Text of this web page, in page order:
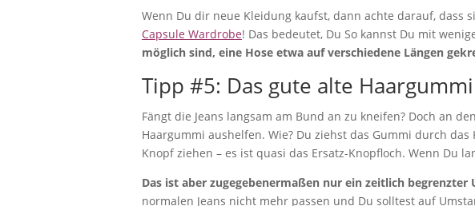
Wenn Du dir neue Kleidung kaufst, dann achte darauf,
Capsule Wardrobe! Das bedeutet, Du So kannst Du mit
möglich sind, eine Hose etwa auf verschiedene Längen
Tipp #5: Das gute alte Haargummi
Fängt die Jeans langsam am Bund an zu kneifen? Doch an
Haargummi aushelfen. Wie? Du ziehst das Gummi durch
Knopf ziehen – es ist quasi das Ersatz-Knopfloch. Wenn Du
Das ist aber zugegebenermaßen nur ein zeitlich begrenzter
normalen Jeans nicht mehr passen und Du solltest auf